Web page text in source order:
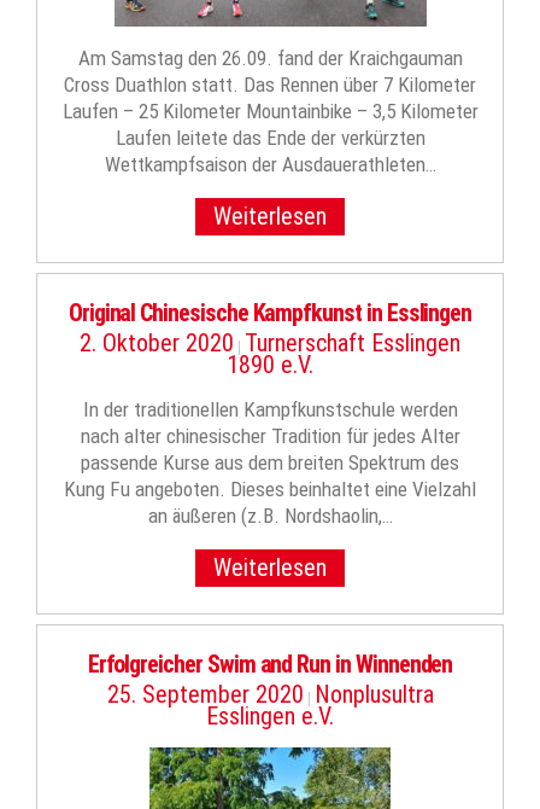
Am Samstag den 26.09. fand der Kraichgauman
Cross Duathlon statt. Das Rennen über 7 Kilometer
Laufen – 25 Kilometer Mountainbike – 3,5 Kilometer
Laufen leitete das Ende der verkürzten
Wettkampfsaison der Ausdauerathleten…
Weiterlesen
Original Chinesische Kampfkunst in Esslingen
2. Oktober 2020 | Turnerschaft Esslingen
1890 e.V.
In der traditionellen Kampfkunstschule werden
nach alter chinesischer Tradition für jedes Alter
passende Kurse aus dem breiten Spektrum des
Kung Fu angeboten. Dieses beinhaltet eine Vielzahl
an äußeren (z.B. Nordshaolin,…
Weiterlesen
Erfolgreicher Swim and Run in Winnenden
25. September 2020 | Nonplusultra
Esslingen e.V.